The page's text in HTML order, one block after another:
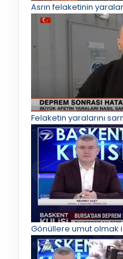
Asrın felaketinin
Felaketin yaralarını
Gönüllere umut olmak